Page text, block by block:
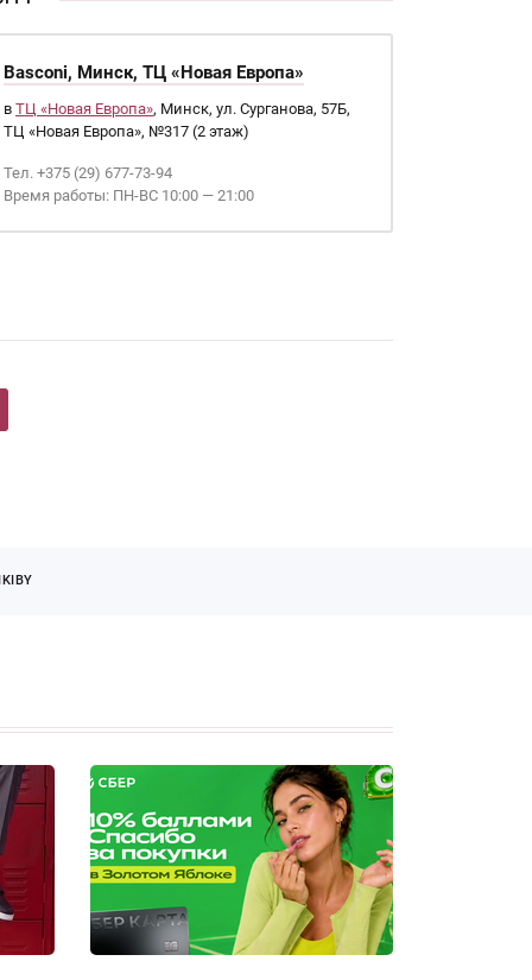
Basconi, Минск, ТЦ «Новая Европа»
в ТЦ «Новая Европа», Минск, ул. Сурганова, 57Б,
ТЦ «Новая Европа», №317 (2 этаж)
Тел. +375 (29) 677-73-94
Время работы: ПН-ВС 10:00 — 21:00